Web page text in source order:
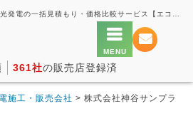
361社の販売店登録済
施工・販売会社 > 株式会社神谷サンプラ